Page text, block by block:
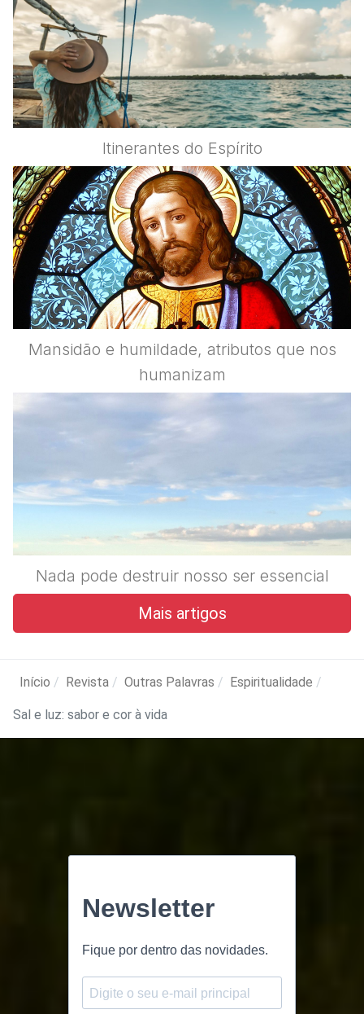
Itinerantes do Espírito
Mansidão e humildade, atributos que nos
humanizam
Nada pode destruir nosso ser essencial
Mais artigos
Início Revista Outras Palavras Espiritualidade
Sal e luz: sabor e cor à vida